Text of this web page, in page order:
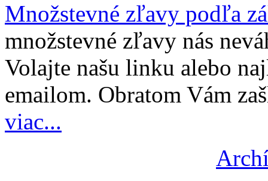
Množstevné zľavy podľa
množstevné zľavy nás
Volajte našu linku alebo
emailom. Obratom Vám
viac...